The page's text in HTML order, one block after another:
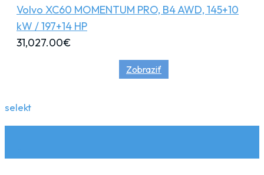
Volvo XC60 MOMENTUM PRO, B4 AWD, 145+10
kW / 197+14 HP
31,027.00€
Zobraziť
selekt